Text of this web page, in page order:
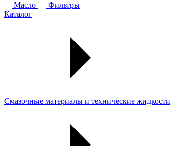
Масло
Фильтры
Каталог
Смазочные материалы и технические жидкости